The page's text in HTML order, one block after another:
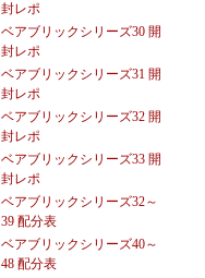
封レポ
ベアブリックシリーズ30 開
封レポ
ベアブリックシリーズ31 開
封レポ
ベアブリックシリーズ32 開
封レポ
ベアブリックシリーズ33 開
封レポ
ベアブリックシリーズ32～
39 配分表
ベアブリックシリーズ40～
48 配分表